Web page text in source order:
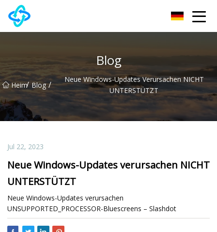
Blog
Heim/ Blog /
Neue Windows-Updates Verursachen NICHT
UNTERSTÜTZT
Jul 22, 2023
Neue Windows-Updates verursachen NICHT
UNTERSTÜTZT
Neue Windows-Updates verursachen
UNSUPPORTED_PROCESSOR-Bluescreens – Slashdot